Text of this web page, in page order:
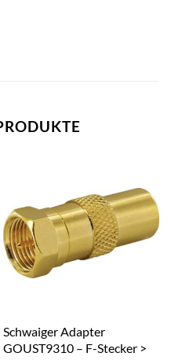
Schwaiger Adapter
GOUST9310 – F-Stecker >